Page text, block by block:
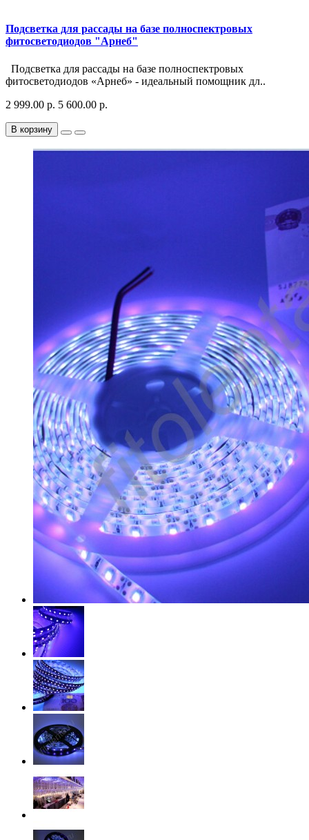
Подсветка для рассады на базе полноспектровых
фитосветодиодов "Арнеб"
Подсветка для рассады на базе полноспектровых
фитосветодиодов «Арнеб» - идеальный помощник дл..
2 999.00 р. 5 600.00 р.
В корзину